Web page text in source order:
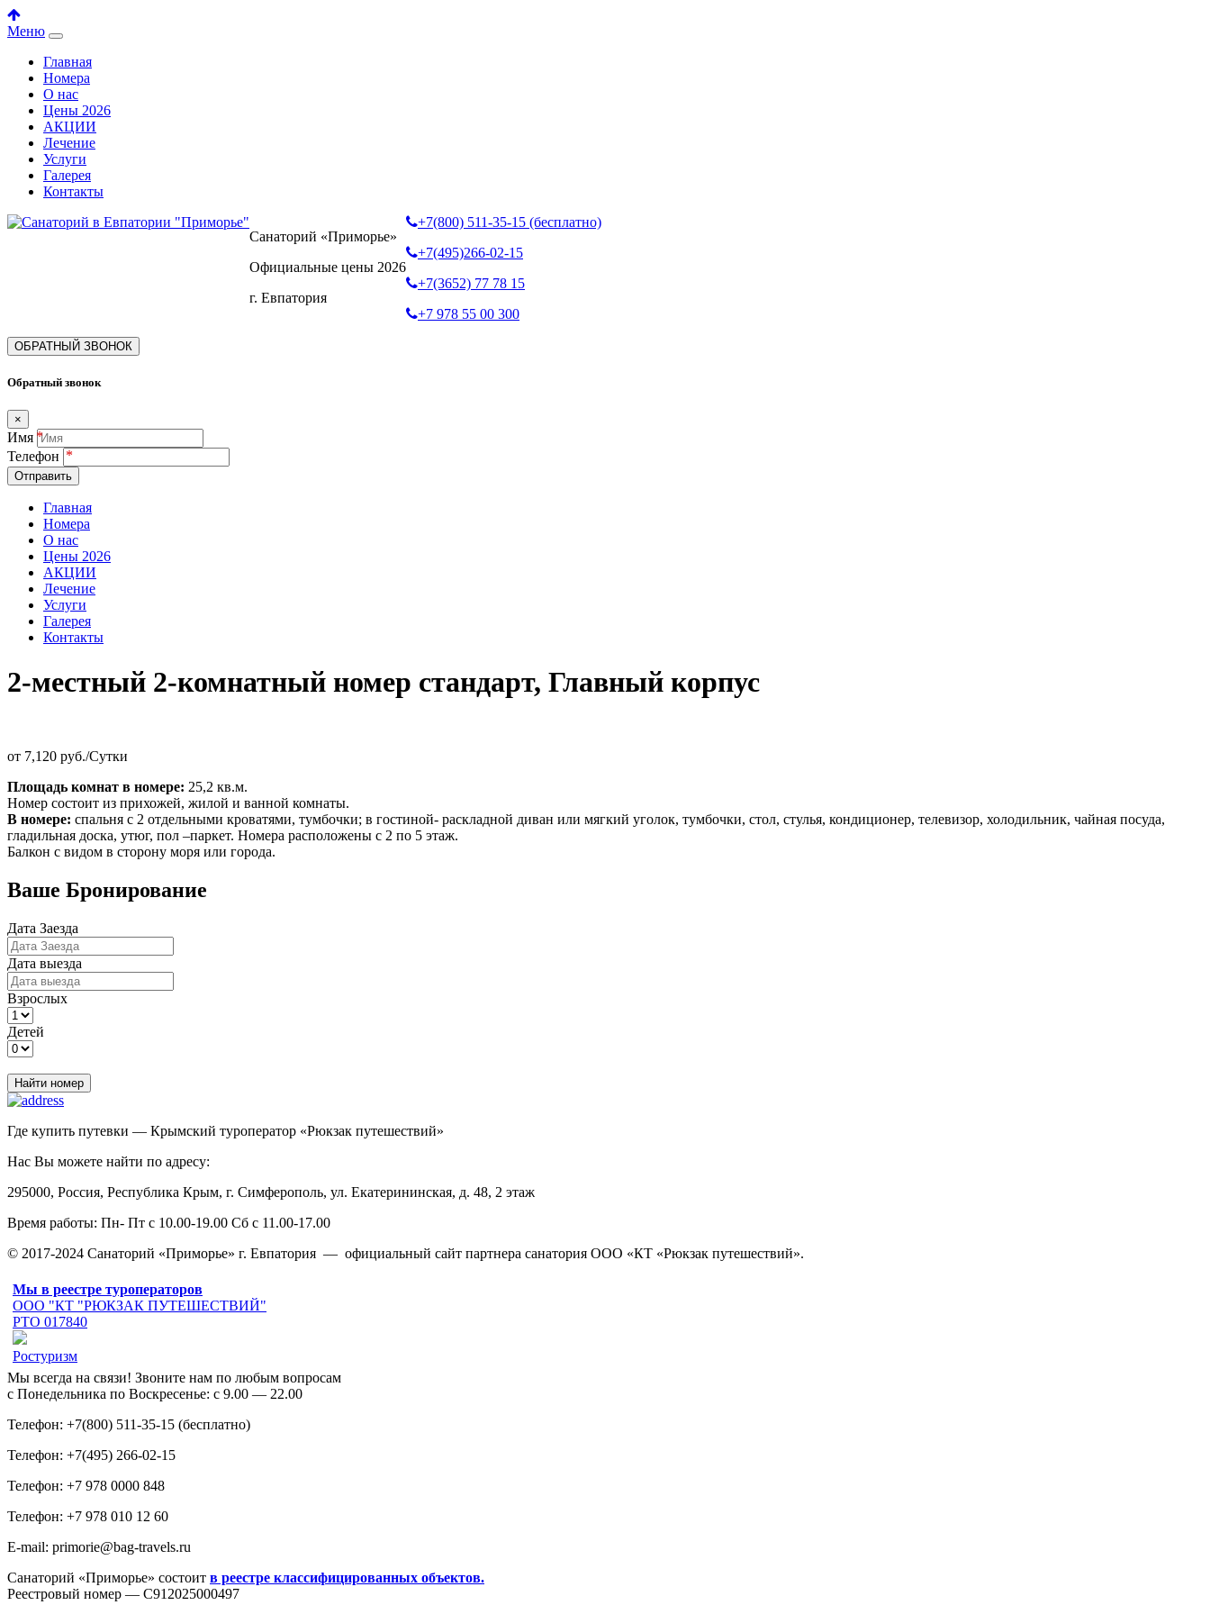
Меню
Главная
Номера
О нас
Цены 2026
АКЦИИ
Лечение
Услуги
Галерея
Контакты
Санаторий «Приморье»
Официальные цены 2026
г. Евпатория
+7(800) 511-35-15 (бесплатно)
+7(495)266-02-15
+7(3652) 77 78 15
+7 978 55 00 300
ОБРАТНЫЙ ЗВОНОК
Обратный звонок
×
Имя
Телефон
Отправить
Главная
Номера
О нас
Цены 2026
АКЦИИ
Лечение
Услуги
Галерея
Контакты
2-местный 2-комнатный номер стандарт, Главный корпус
от 7,120 руб./Сутки
Площадь комнат в номере: 25,2 кв.м.
Номер состоит из прихожей, жилой и ванной комнаты.
В номере: спальня с 2 отдельными кроватями, тумбочки; в гостиной- раскладной диван или мягкий уголок, тумбочки, стол, стулья, кондиционер, телевизор, холодильник, чайная посуда,
гладильная доска, утюг, пол –паркет. Номера расположены с 2 по 5 этаж.
Балкон с видом в сторону моря или города.
Ваше Бронирование
Дата Заезда
Дата выезда
Взрослых
Детей
Найти номер
Где купить путевки — Крымский туроператор «Рюкзак путешествий»
Нас Вы можете найти по адресу:
295000, Россия, Республика Крым, г. Симферополь, ул. Екатерининская, д. 48, 2 этаж
Время работы: Пн- Пт с 10.00-19.00 Сб с 11.00-17.00
© 2017-2024 Санаторий «Приморье» г. Евпатория — официальный сайт партнера санатория ООО «КТ «Рюкзак путешествий».
Мы в реестре туроператоров
ООО "КТ "РЮКЗАК ПУТЕШЕСТВИЙ"
РТО 017840
Ростуризм
Мы всегда на связи! Звоните нам по любым вопросам
с Понедельника по Воскресенье: с 9.00 — 22.00
Телефон: +7(800) 511-35-15 (бесплатно)
Телефон: +7(495) 266-02-15
Телефон: +7 978 0000 848
Телефон: +7 978 010 12 60
E-mail: primorie@bag-travels.ru
Санаторий «Приморье» состоит в реестре классифицированных объектов.
Реестровый номер — С912025000497